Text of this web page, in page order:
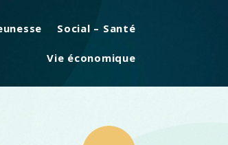
Social – Santé
Vie économique